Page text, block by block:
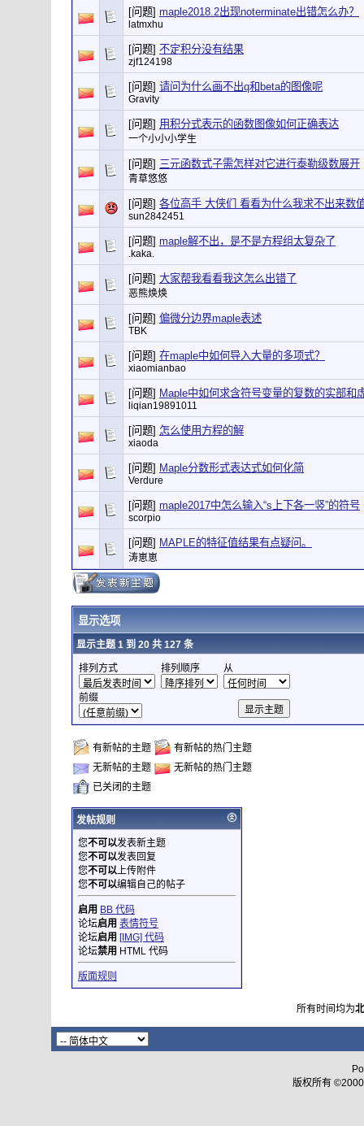
[问题] maple2018.2出现noterminate出错怎么办？
latmxhu
[问题] 不定积分没有结果
zjf124198
[问题] 请问为什么画不出q和beta的图像呢
Gravity
[问题] 用积分式表示的函数图像如何正确表达
一个小小小学生
[问题] 三元函数式子需怎样对它进行泰勒级数展开
青草悠悠
[问题] 各位高手 大侠们 看看为什么我求不出来数
sun2842451
[问题] maple解不出，是不是方程组太复杂了
.kaka.
[问题] 大家帮我看看我这怎么出错了
恶熊焕焕
[问题] 偏微分边界maple表述
TBK
[问题] 在maple中如何导入大量的多项式？
xiaomianbao
[问题] Maple中如何求含符号变量的复数的实部和
liqian19891011
[问题] 怎么使用方程的解
xiaoda
[问题] Maple分数形式表达式如何化简
Verdure
[问题] maple2017中怎么输入“s上下各一竖”的符号
scorpio
[问题] MAPLE的特征值结果有点疑问。
涛崽崽
显示选项
显示主题 1 到 20 共 127 条
排列方式 排列顺序 从
前缀
有新帖的主题
有新帖的热门主题
无新帖的主题
无新帖的热门主题
已关闭的主题
发帖规则
您不可以发表新主题
您不可以发表回复
您不可以上传附件
您不可以编辑自己的帖子
启用 BB 代码
论坛启用 表情符号
论坛启用 [IMG] 代码
论坛禁用 HTML 代码
版面规则
所有时间均为
版权所有